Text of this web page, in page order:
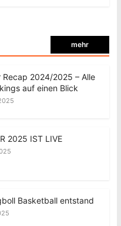
mehr
Recap 2024/2025 – Alle
auf einen Blick
2025 IST LIVE
Basketball entstand